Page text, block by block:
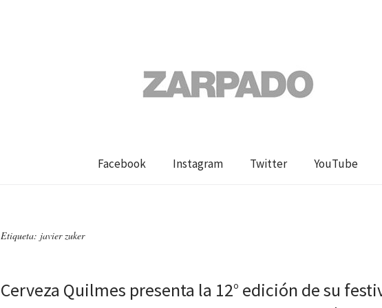
Facebook Instagram Twitter YouTube
Etiqueta: javier zuker
Cerveza Quilmes presenta la 12° edición de su